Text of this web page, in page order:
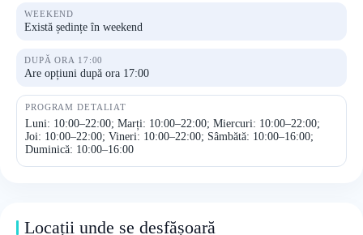
WEEKEND
Există ședințe în weekend
DUPĂ ORA 17:00
Are opțiuni după ora 17:00
PROGRAM DETALIAT
Luni: 10:00–22:00; Marți: 10:00–22:00; Miercuri: 10:00–22:00;
Joi: 10:00–22:00; Vineri: 10:00–22:00; Sâmbătă: 10:00–16:00;
Duminică: 10:00–16:00
Locații unde se desfășoară